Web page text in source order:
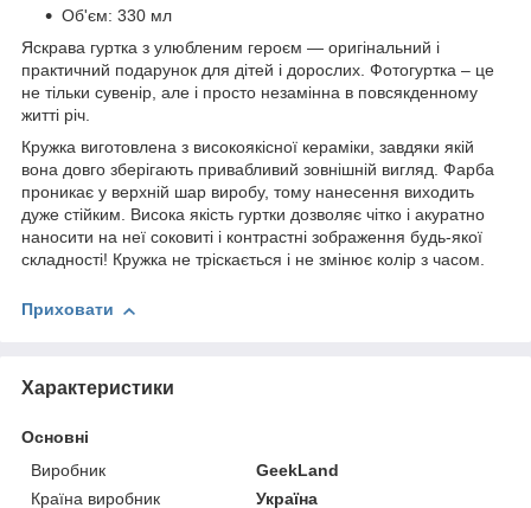
Об'єм: 330 мл
Яскрава гуртка з улюбленим героєм ― оригінальний і
практичний подарунок для дітей і дорослих. Фотогуртка – це
не тільки сувенір, але і просто незамінна в повсякденному
житті річ.
Кружка виготовлена з високоякісної кераміки, завдяки якій
вона довго зберігають привабливий зовнішній вигляд. Фарба
проникає у верхній шар виробу, тому нанесення виходить
дуже стійким. Висока якість гуртки дозволяє чітко і акуратно
наносити на неї соковиті і контрастні зображення будь-якої
складності! Кружка не тріскається і не змінює колір з часом.
Приховати
Характеристики
Основні
Виробник
GeekLand
Країна виробник
Україна